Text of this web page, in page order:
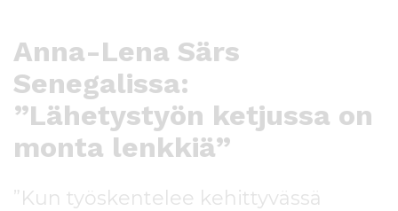
Anna-Lena Särs
Senegalissa:
”Lähetystyön ketjussa on
monta lenkkiä”
”Kun työskentelee kehittyvässä